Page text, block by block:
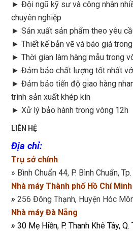
► Đội ngũ kỹ sư và công nhân
chuyên nghiệp
► Sản xuất sản phẩm theo yêu
► Thiết kế bản vẽ và báo giá
► Thời gian làm hàng mẫu trong
► Đảm bảo chất lượng tốt nhất
► Đảm bảo tiến độ giao hàng
trình sản xuất khép kín
► Xử lý bảo hành trong vòng 12h
LIÊN HỆ
Địa chỉ:
Trụ sở chính
» Bình Chuẩn 44, P. Bình Chuẩn,
Nhà máy Thành phố Hồ Chí Minh
» 256 Đông Thạnh, Huyện Hóc
Nhà máy Đà Nẵng
» 30 Mẹ Hiền, P. Thanh Khê Tây,